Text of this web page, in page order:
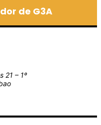
de G3A
21 – 1º